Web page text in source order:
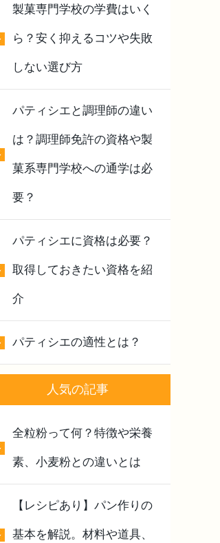
製菓専門学校の学費はいく
ら？安く抑えるコツや失敗
しない選び方
パティシエと調理師の違い
は？調理師免許の資格や製
菓系専門学校への通学は必
要？
パティシエに資格は必要？
取得しておきたい資格を紹
介
パティシエの適性とは？
人気の記事
全粒粉って何？特徴や栄養
素、小麦粉との違いとは
【レシピあり】パン作りの
基本を解説。材料や道具、